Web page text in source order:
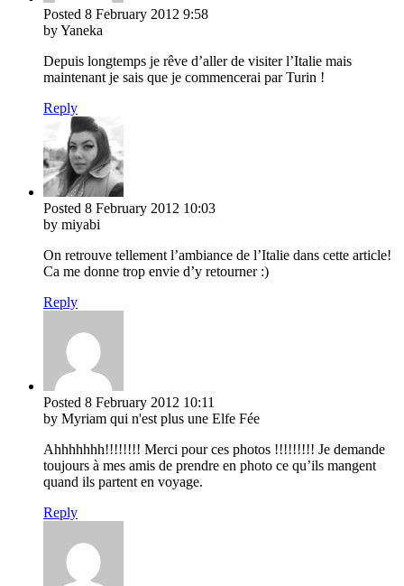
Posted 8 February 2012 9:58
by Yaneka
Depuis longtemps je rêve d’aller de visiter l’Italie mais
maintenant je sais que je commencerai par Turin !
Reply
Posted 8 February 2012 10:03
by miyabi
On retrouve tellement l’ambiance de l’Italie dans cette article!
Ca me donne trop envie d’y retourner :)
Reply
Posted 8 February 2012 10:11
by Myriam qui n'est plus une Elfe Fée
Ahhhhhhh!!!!!!!! Merci pour ces photos !!!!!!!!! Je demande
toujours à mes amis de prendre en photo ce qu’ils mangent
quand ils partent en voyage.
Reply